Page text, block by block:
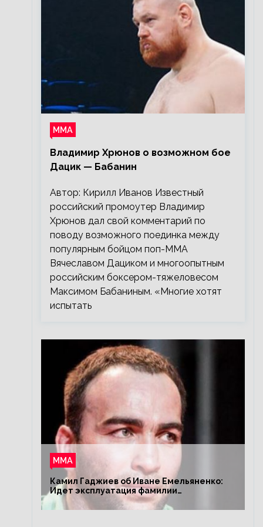
ММА
Владимир Хрюнов о возможном бое
Дацик — Бабанин
Автор: Кирилл Иванов Известный
российский промоутер Владимир
Хрюнов дал свой комментарий по
поводу возможного поединка между
популярным бойцом поп-ММА
Вячеславом Дациком и многоопытным
российским боксером-тяжеловесом
Максимом Бабаниным. «Многие хотят
испытать
ММА
Камил Гаджиев об Иване Емельяненко:
Идет эксплуатация фамилии
Емельяненко